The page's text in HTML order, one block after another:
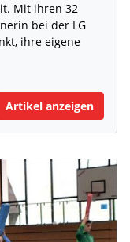
Mit ihren 32
bei der LG
ihre eigene
Artikel anzeigen